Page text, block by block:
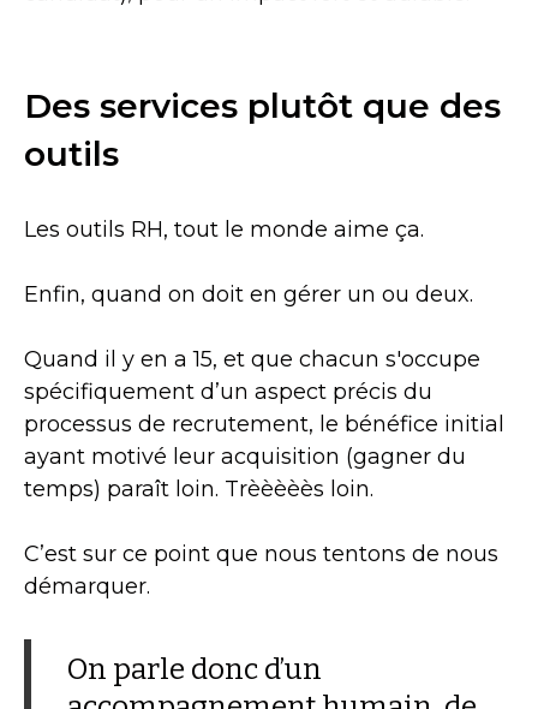
Des services plutôt que des
outils
Les outils RH, tout le monde aime ça.
Enfin, quand on doit en gérer un ou deux.
Quand il y en a 15, et que chacun s'occupe
spécifiquement d’un aspect précis du
processus de recrutement, le bénéfice initial
ayant motivé leur acquisition (gagner du
temps) paraît loin. Trèèèèès loin.
C’est sur ce point que nous tentons de nous
démarquer.
On parle donc d’un